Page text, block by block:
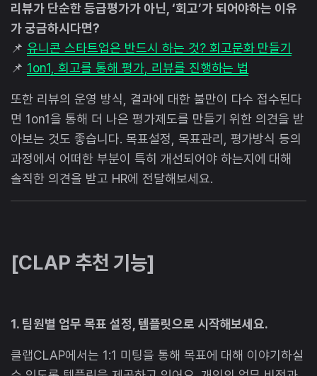
리뷰가 단순한 등급평가가 아닌, ‘회고’가 되어야하는 이유
가 궁금하시다면?
📌 유니콘 스타트업은 반드시 하는 것? 회고문화 만들기
📌 1on1, 회고를 통해 평가, 리뷰를 진행하는 법
또한 리뷰의 운영 방식, 결과에 대한 불만이 다수 접수된다
면 1on1을 통해 더 나은 평가제도를 만들기 위한 의견을 받
아보는 것도 좋습니다. 목표설정, 목표관리, 평가방식 등의
과정에서 어떠한 부분이 특히 개선되어야 하는지에 대해
솔직한 의견을 받고 HR에 전달해보세요.
[CLAP 추천 기능]
1. 팀원별 업무 목표 설정, 템플릿으로 시작해보세요.
클랩CLAP에서는 1:1 미팅을 통해 목표에 대해 이야기하실